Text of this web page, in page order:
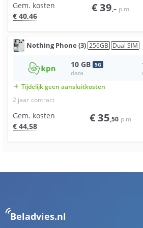
€39,– p.m.
Gem. kosten
€ 40,46
Nothing Phone (3) 256GB Dual SIM
10 GB 5G
data
2 jaar contract
€35,50 p.m.
Gem. kosten
€ 44,58
add Tijdelijk geen aansluitkosten
Beladvies.nl